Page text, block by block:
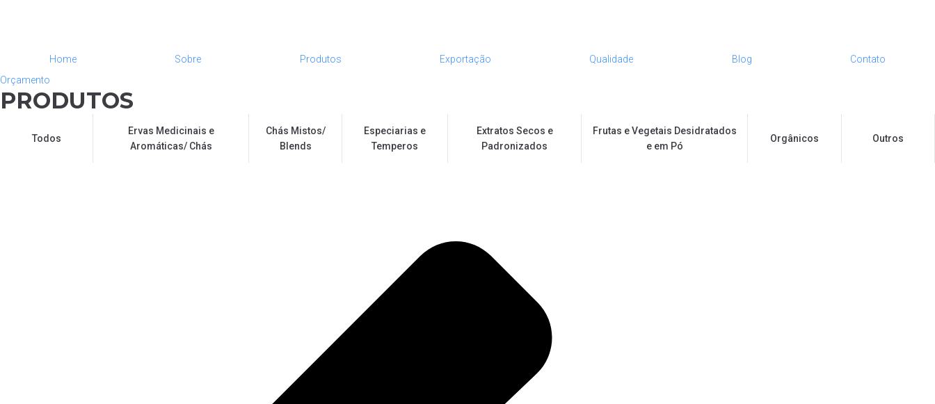
Home Sobre Produtos Exportação Qualidade Blog
Contato
Orçamento
PRODUTOS
Todos
Ervas Medicinais e
Aromáticas/ Chás
Chás Mistos/
Blends
Especiarias e
Temperos
Extratos Secos e
Padronizados
Frutas e Vegetais Desidratados
e em Pó
Orgânicos Outros